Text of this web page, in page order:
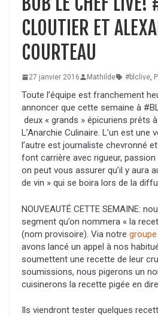
CLOUTIER ET
COURTEAU
27 janvier 2016 Mathilde #blclive,
Toute l’équipe est franchement
annoncer que cette semaine à
deux « grands » épicuriens prêts
L’Anarchie Culinaire. L’un est une
l’autre est journaliste chevronné
font carrière avec rigueur, passion
on peut vous assurer qu’il y aura
de vin » qui se boira lors de la
NOUVEAUTÉ CETTE SEMAINE:
segment qu’on nommera « la
(nom provisoire). Via notre
avons lancé un appel à nos
soumettent une recette de leur
soumissions, nous pigerons un
cuisinerons la recette pigée en
Ils viendront tester quelques